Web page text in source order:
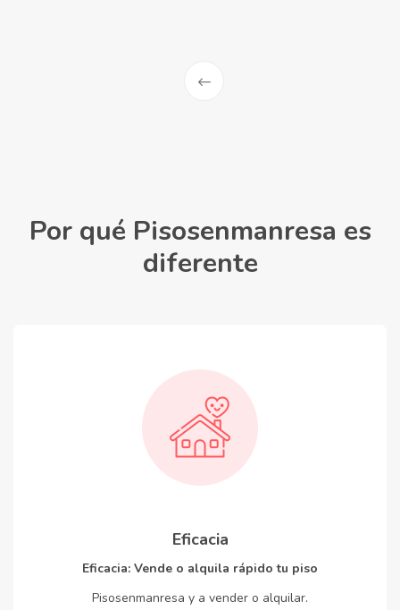
Por qué Pisosenmanresa es
diferente
Eficacia
Eficacia: Vende o alquila rápido tu piso
Pisosenmanresa y a vender o alquilar.